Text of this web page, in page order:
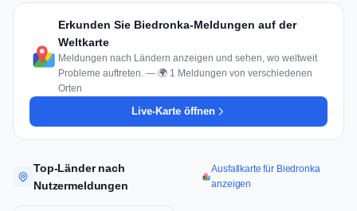
Erkunden Sie Biedronka-Meldungen auf der
Weltkarte
Meldungen nach Ländern anzeigen und sehen, wo weltweit
Probleme auftreten. — 🌍 1 Meldungen von verschiedenen
Orten
Live-Karte öffnen
Top-Länder nach
Nutzermeldungen
Ausfallkarte für Biedronka
anzeigen